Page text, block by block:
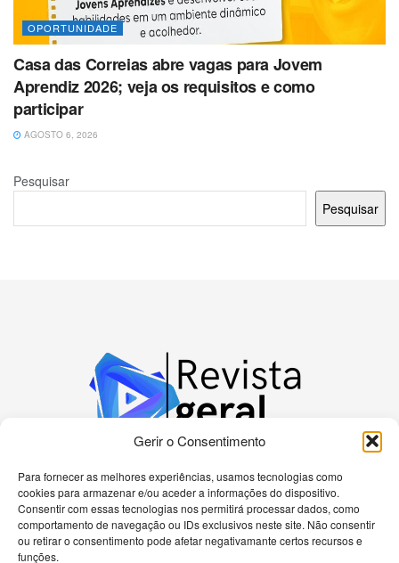
Gerir o Consentimento
Para fornecer as melhores experiências, usamos tecnologias como
cookies para armazenar e/ou aceder a informações do dispositivo.
Consentir com essas tecnologias nos permitirá processar dados, como
comportamento de navegação ou IDs exclusivos neste site. Não consentir
ou retirar o consentimento pode afetar negativamante certos recursos e
funções.
OPORTUNIDADE
Casa das Correias abre vagas para Jovem
Aprendiz 2026; veja os requisitos e como
participar
AGOSTO 6, 2026
Pesquisar
Pesquisar
Bem-vindo à nossa plataforma dedicada a
apaixonados por tecnologia! Aqui, você encontrará
as últimas novidades sobre celulares, computadores
e uma gama diversificada de dispositivos eletrônicos.